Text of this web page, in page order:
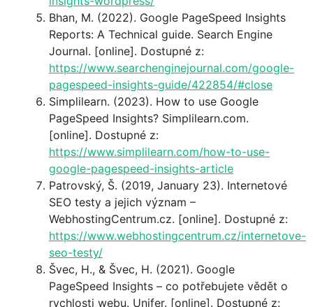
Bhan, M. (2022). Google PageSpeed Insights
Reports: A Technical guide. Search Engine
Journal. [online]. Dostupné z:
https://www.searchenginejournal.com/google-
pagespeed-insights-guide/422854/#close
Simplilearn. (2023). How to use Google
PageSpeed Insights? Simplilearn.com.
[online]. Dostupné z:
https://www.simplilearn.com/how-to-use-
google-pagespeed-insights-article
Patrovský, Š. (2019, January 23). Internetové
SEO testy a jejich význam –
WebhostingCentrum.cz. [online]. Dostupné z:
https://www.webhostingcentrum.cz/internetove-
seo-testy/
Švec, H., & Švec, H. (2021). Google
PageSpeed Insights – co potřebujete vědět o
rychlosti webu. Unifer. [online]. Dostupné z: